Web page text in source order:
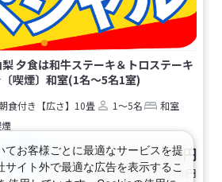
夕食は和牛ステーキ＆トロステーキ
喫煙〕和室(1名～5名1室)
食付き 【広さ】10畳 1～5名
和室
おとな1名 税込 21,200～28,900円
旅行代金合計42,400〜57,800 円
てお客様ごとに最適なサービスを提
サイト外で最適な広告を表示するこ